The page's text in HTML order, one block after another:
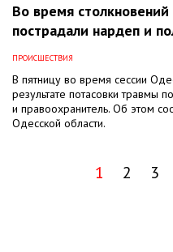
Во время
пострадали нардеп и
ПРОИСШЕСТВИЯ
В пятницу во время сессии
результате потасовки травмы
и правоохранитель. Об этом
Одесской области.
1 2 3